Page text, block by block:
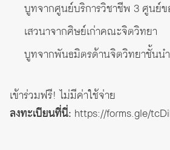
บูทจากศูนย์บริการวิชาชีพ 3 ศูนย์
เสวนาจากศิษย์เก่าคณะจิตวิทยา
บูทจากพันธมิตรด้านจิตวิทยาชั้นนำ
เข้าร่วมฟรี! ไม่มีค่าใช้จ่าย
ลงทะเบียนที่นี่: https://forms.gle/